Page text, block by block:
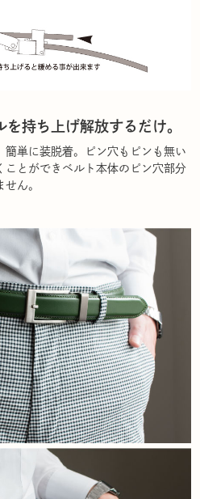
持ち上げ解放するだけ。
単に装脱着。ピン穴もピンも無い
ことができベルト本体のピン穴部分
ん。